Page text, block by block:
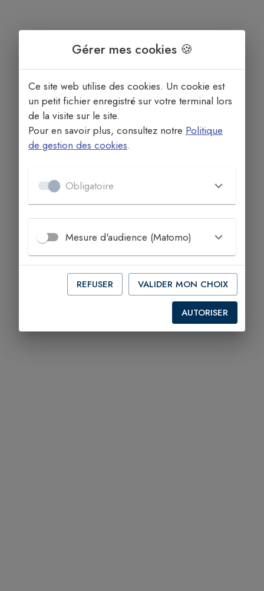
Gérer mes cookies 🍪
Ce site web utilise des cookies. Un cookie est
un petit fichier enregistré sur votre terminal lors
de la visite sur le site.
Pour en savoir plus, consultez notre Politique
de gestion des cookies.
Obligatoire
Mesure d'audience (Matomo)
REFUSER VALIDER MON CHOIX
AUTORISER